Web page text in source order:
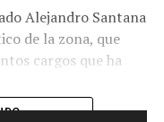
Alejandro Santana
de la zona, que
cargos que ha